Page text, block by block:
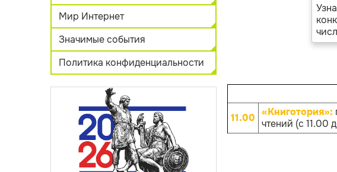
Мир Интернет
Значимые события
Политика конфиденциальности
11.00 «Книготория»:
чтений (с 11.00